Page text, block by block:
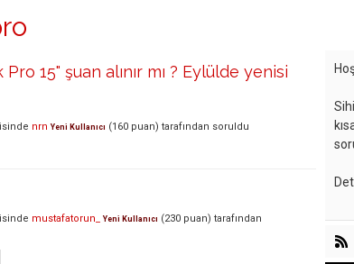
15" şuan alınır mı ? Eylülde yenisi
nrn Yeni Kullanıcı (160 puan) tarafından soruldu
mustafatorun_ Yeni Kullanıcı (230 puan) tarafından